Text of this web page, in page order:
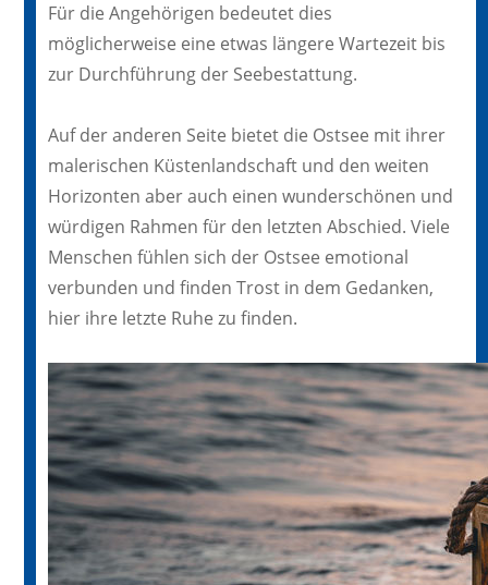
Für die Angehörigen bedeutet dies
möglicherweise eine etwas längere Wartezeit bis
zur Durchführung der Seebestattung.
Auf der anderen Seite bietet die Ostsee mit ihrer
malerischen Küstenlandschaft und den weiten
Horizonten aber auch einen wunderschönen und
würdigen Rahmen für den letzten Abschied. Viele
Menschen fühlen sich der Ostsee emotional
verbunden und finden Trost in dem Gedanken,
hier ihre letzte Ruhe zu finden.